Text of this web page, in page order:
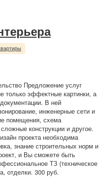
Предложение услуг
только эффектные картинки, а
В ней
инженерные сети и
помещения, схема
конструкции и другое.
проекта необходима
знание строительных норм и
и Вы сможете быть
ТЗ (техническое
отделки. 300 руб.